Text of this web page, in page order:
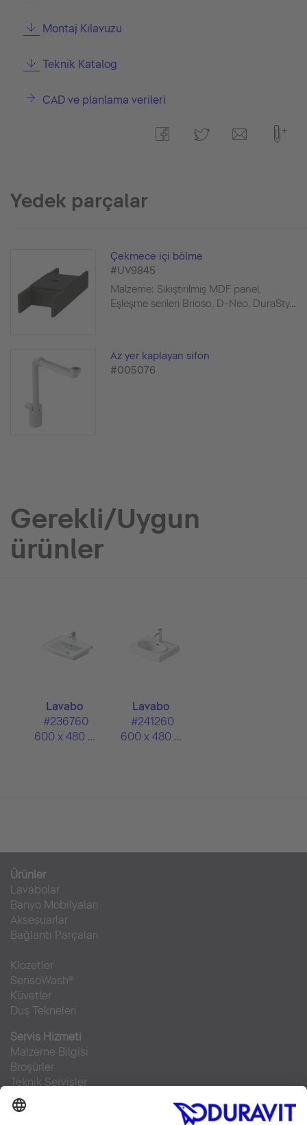
Montaj Kılavuzu
Teknik Katalog
CAD ve planlama verileri
Yedek parçalar
Çekmece içi bölme
#UV9845
Malzeme: Sıkıştırılmış MDF panel,
Eşleşme serileri Brioso, D-Neo, DuraSty...
Az yer kaplayan sifon
#005076
Gerekli/Uygun
ürünler
Lavabo
#236760
600 x 480 mm
Lavabo
#241260
600 x 480 mm
Ürünler
Lavabolar
Banyo Mobilyaları
Aksesuarlar
Bağlantı Parçaları
Klozetler
SensoWash®
Küvetler
Duş Tekneleri
Servis Hizmeti
Malzeme Bilgisi
Broşürler
Teknik Servisler
Sıkça sorulan sorular